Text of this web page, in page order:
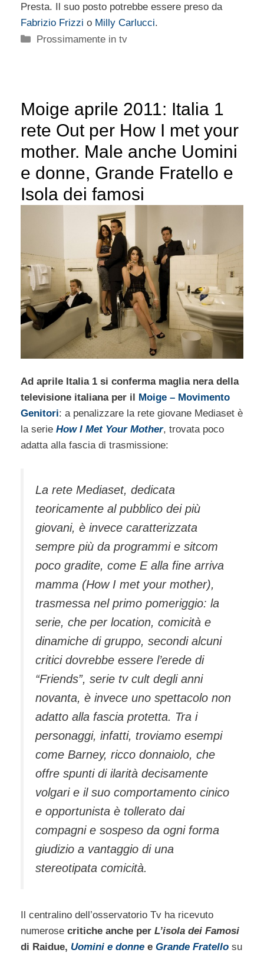
Presta. Il suo posto potrebbe essere preso da
Fabrizio Frizzi o Milly Carlucci.
Categorie
Prossimamente in tv
Moige aprile 2011: Italia 1
rete Out per How I met your
mother. Male anche Uomini
e donne, Grande Fratello e
Isola dei famosi
Ad aprile Italia 1 si conferma maglia nera della
televisione italiana per il
Moige – Movimento
Genitori: a penalizzare la rete giovane Mediaset è
la serie How I Met Your Mother, trovata poco
adatta alla fascia di trasmissione:
La rete Mediaset, dedicata
teoricamente al pubblico dei più
giovani, è invece caratterizzata
sempre più da programmi e sitcom
poco gradite, come E alla fine arriva
mamma (How I met your mother),
trasmessa nel primo pomeriggio: la
serie, che per location, comicità e
dinamiche di gruppo, secondi alcuni
critici dovrebbe essere l’erede di
“Friends”, serie tv cult degli anni
novanta, è invece uno spettacolo non
adatto alla fascia protetta. Tra i
personaggi, infatti, troviamo esempi
come Barney, ricco donnaiolo, che
offre spunti di ilarità decisamente
volgari e il suo comportamento cinico
e opportunista è tollerato dai
compagni e sospeso da ogni forma
giudizio a vantaggio di una
stereotipata comicità.
Il centralino dell’osservatorio Tv ha ricevuto
numerose critiche anche per L’isola dei Famosi
di Raidue, Uomini e donne e Grande Fratello su